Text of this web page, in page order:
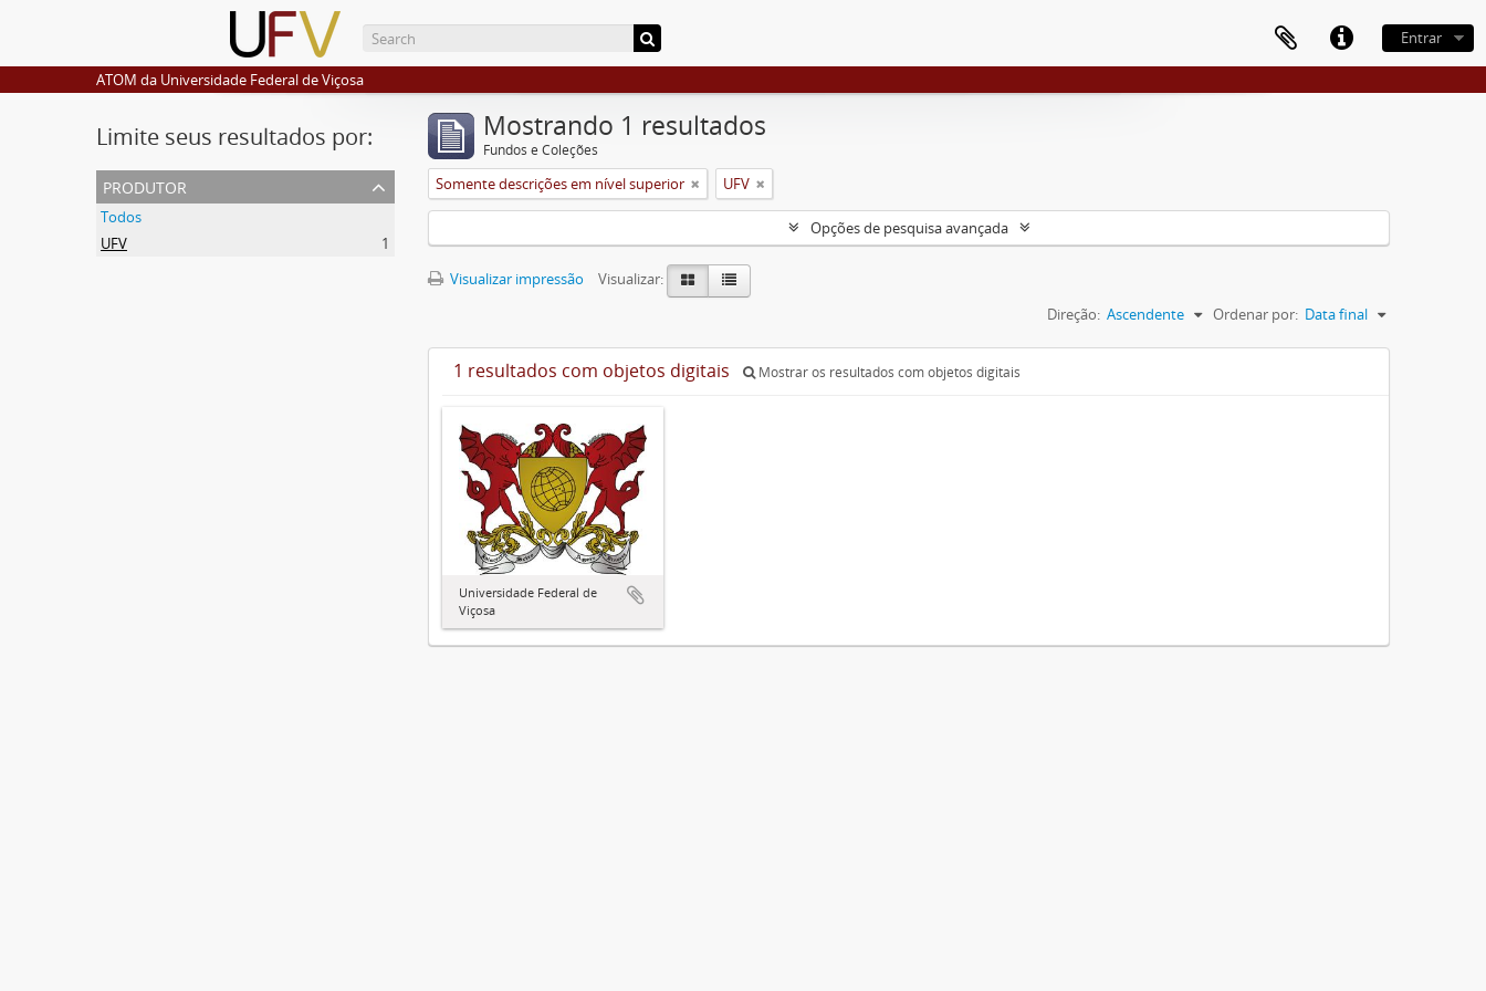
Entrar
ATOM da Universidade Federal de Viçosa
Limite seus resultados por:
produtor
Todos
UFV
1
Mostrando 1 resultados
Fundos e Coleções
Somente descrições em nível superior UFV
Opções de pesquisa avançada
Visualizar impressão
Visualizar:
Ordenar por: Data final
Direção: Ascendente
1 resultados com objetos digitais Mostrar os resultados com objetos digitais
Universidade Federal de
Viçosa